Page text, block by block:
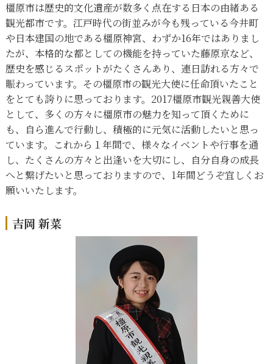
橿原市は歴史的文化遺産が数多く点在する日本の由緒ある
観光都市です。江戸時代の街並みが今も残っている今井町
や日本建国の地である橿原神宮、わずか16年ではありまし
たが、本格的な都としての機能を持っていた藤原京など、
歴史を感じるスポットがたくさんあり、連日訪れる方々で
賑わっています。その橿原市の観光大使に任命頂いたこと
をとても誇りに思っております。2017橿原市観光親善大使
として、多くの方々に橿原市の魅力を知って頂くために
も、自ら進んで行動し、積極的に元気に活動したいと思っ
ています。これから１年間で、様々なイベントや行事を通
し、たくさんの方々と出逢いを大切にし、自分自身の成長
へと繋げたいと思っておりますので、1年間どうぞ宜しくお
願いいたします。
吉岡 新菜